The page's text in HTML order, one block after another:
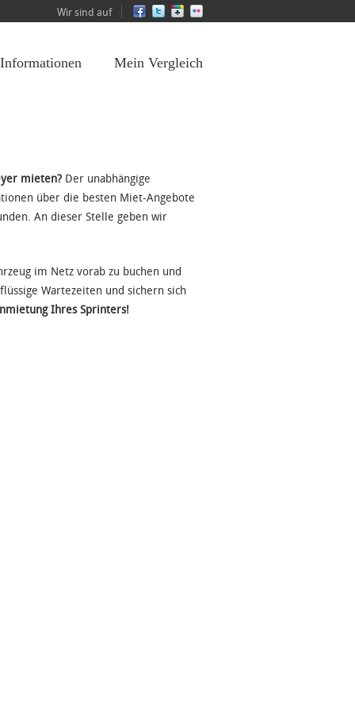
Wir sind auf
Mein Vergleich
mieten? Der unabhängige
über die besten Miet-Angebote
An dieser Stelle geben wir
im Netz vorab zu buchen und
Wartezeiten und sichern sich
Ihres Sprinters!